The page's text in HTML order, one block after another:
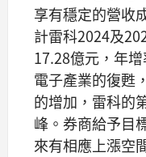
享有穩定的營收
計雷科2024及
17.28億元，年
電子產業的復甦
的增加，雷科的
峰。券商給予目
來有相應上漲空